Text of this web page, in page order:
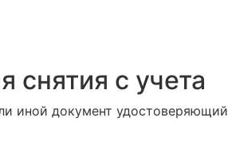
с учета
иной документ удостоверяющий